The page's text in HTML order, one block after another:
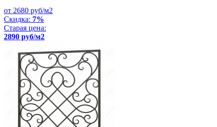
от 2680 руб/м2
Скидка: 7%
Старая цена:
2890 руб/м2